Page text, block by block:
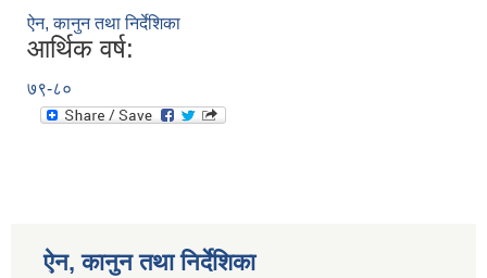
ऐन, कानुन तथा निर्देशिका
आर्थिक वर्ष:
७९-८०
ऐन, कानुन तथा निर्देशिका